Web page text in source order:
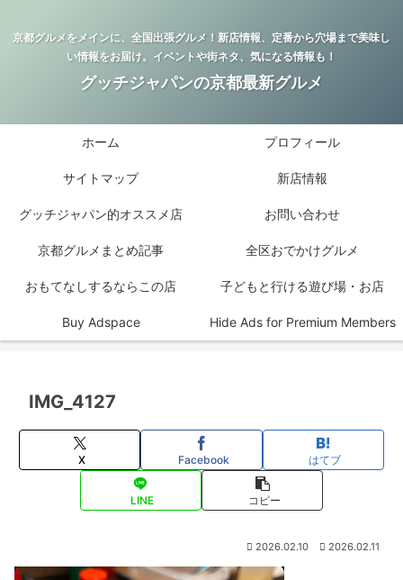
京都グルメをメインに、全国出張グルメ！新店情報、定番から穴場まで美味し
い情報をお届け。イベントや街ネタ、気になる情報も！
グッチジャパンの京都最新グルメ
ホーム プロフィール
サイトマップ 新店情報
グッチジャパン的オススメ店 お問い合わせ
京都グルメまとめ記事 全区おでかけグルメ
おもてなしするならこの店 子どもと行ける遊び場・お店
Buy Adspace Hide Ads for Premium Members
IMG_4127
X Facebook はてブ
LINE コピー
2026.02.10 2026.02.11